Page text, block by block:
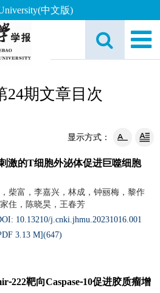
中文版)
24期文章目次
显示方式：
激的T细胞外泌体促进巨噬细胞
柴富，李嘉兴，林成，钟丽梅，黎作
住，陈晓昊，王春芳
10.13210/j.cnki.jhmu.20231016.001
3.13 M](647)
靶向Caspase⁃10促进胶质瘤增